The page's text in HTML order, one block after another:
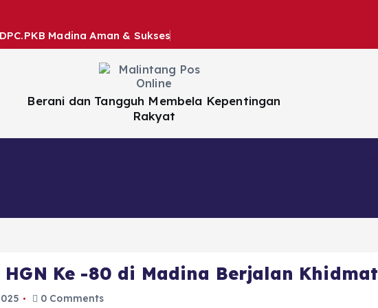
Madina Aman & Sukses
Berani dan Tangguh Membela Kepentingan
Rakyat
Ke -80 di Madina Berjalan Khidmat
0 Comments